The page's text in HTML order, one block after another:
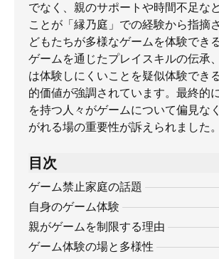
でなく、親のサポートや時間不足な
ことが「縁乃庭」での経験から指摘
どもたちが多様なゲームを体験でき
ゲームを通じたプレイスキルの伝承
は体験しにくいことを疑似体験でき
的価値が強調されています。最終的
を持つ人々がゲームについて偏見な
がれる場の重要性が訴えられました。
目次
ゲーム禁止家庭の話題
自身のゲーム体験
親がゲームを制限する理由
ゲーム体験の場と多様性